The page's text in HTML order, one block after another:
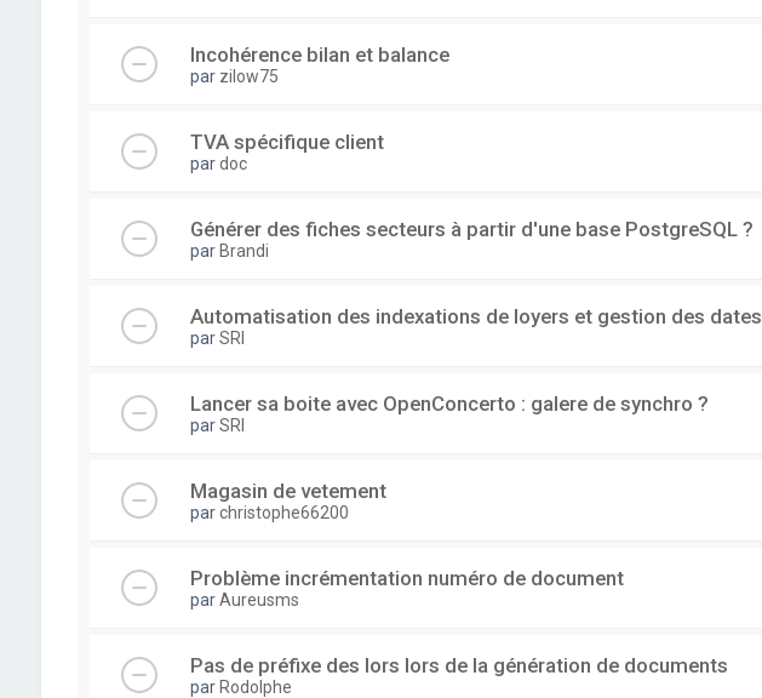
Incohérence bilan et balance
par zilow75
TVA spécifique client
pardoc
Générer des fiches secteurs à partir d'une base PostgreSQL ?
par Brandi
Automatisation des indexations de loyers et gestion des dates
parSRI
Lancer sa boite avec OpenConcerto : galere de synchro ?
parSRI
Magasin de vetement
parchristophe66200
Problème incrémentation numéro de document
parAureusms
Pas de préfixe des lors lors de la génération de documents
par Rodolphe